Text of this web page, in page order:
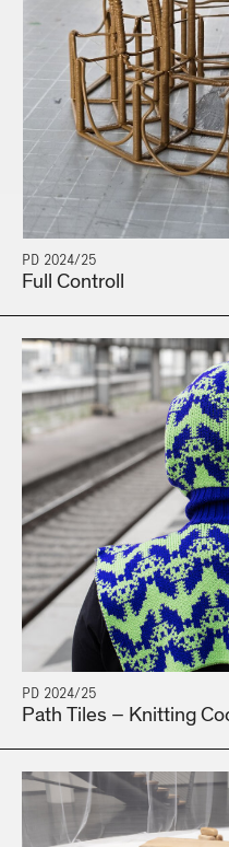
PD 2024/25
Full Controll
PD 2024/25
Path Tiles – Knitting